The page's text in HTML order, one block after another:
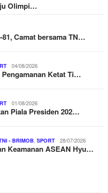
Olimpi…
81, Camat bersama TN…
04/08/2026
Ketat Ti…
01/08/2026
Piala Presiden 202…
- BRIMOB, SPORT 28/07/2026
Keamanan ASEAN Hyu…